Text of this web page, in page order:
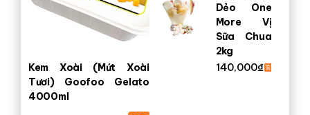
Kem Xoài (Mứt Xoài
Tươi) Goofoo Gelato
4000ml
Dẻo One
More Vị
Sữa Chua
2kg
140,000₫